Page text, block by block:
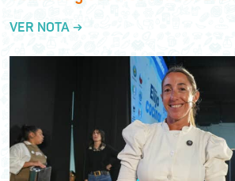
VER NOTA →